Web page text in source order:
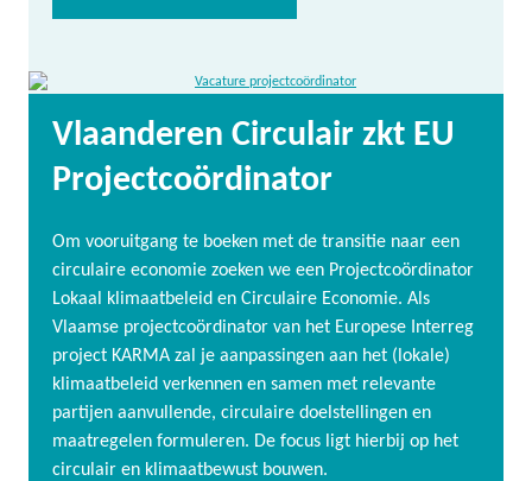
Vlaanderen Circulair zkt EU
Projectcoördinator
Om vooruitgang te boeken met de transitie naar een
circulaire economie zoeken we een Projectcoördinator
Lokaal klimaatbeleid en Circulaire Economie. Als
Vlaamse projectcoördinator van het Europese Interreg
project KARMA zal je aanpassingen aan het (lokale)
klimaatbeleid verkennen en samen met relevante
partijen aanvullende, circulaire doelstellingen en
maatregelen formuleren. De focus ligt hierbij op het
circulair en klimaatbewust bouwen.